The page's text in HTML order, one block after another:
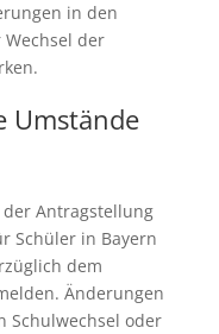
in den
der
Umstände
Antragstellung
Schüler in Bayern
dem
Änderungen
Schulwechsel oder